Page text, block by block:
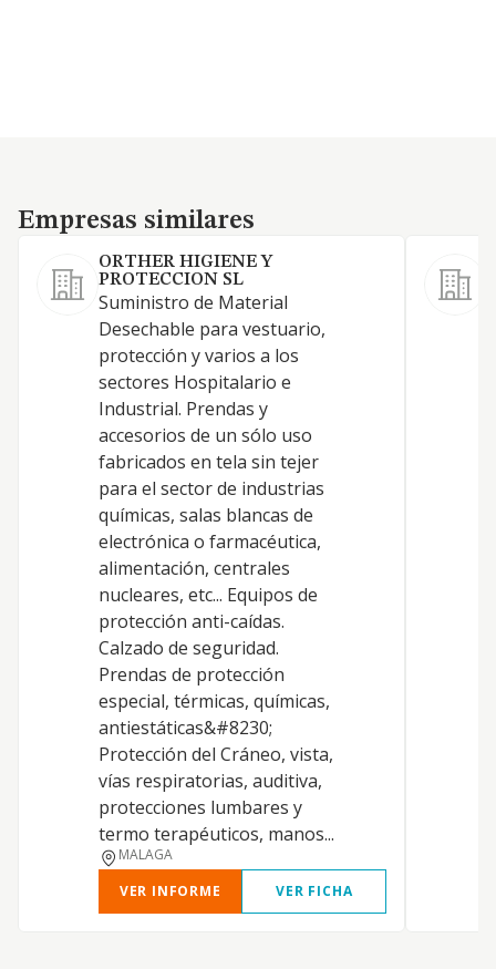
Empresas similares
Empresas similares
ORTHER HIGIENE Y
PROTECCION SL
Suministro de Material
Desechable para vestuario,
protección y varios a los
sectores Hospitalario e
Industrial. Prendas y
accesorios de un sólo uso
fabricados en tela sin tejer
para el sector de industrias
químicas, salas blancas de
electrónica o farmacéutica,
alimentación, centrales
nucleares, etc... Equipos de
protección anti-caídas.
Calzado de seguridad.
Prendas de protección
especial, térmicas, químicas,
antiestáticas&#8230;
Protección del Cráneo, vista,
vías respiratorias, auditiva,
protecciones lumbares y
termo terapéuticos, manos...
MALAGA
VER INFORME
VER FICHA